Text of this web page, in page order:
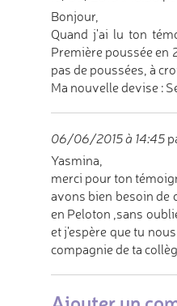
Bonjour,
Quand j'ai lu ton
Première poussée en
pas de poussées, à
Ma nouvelle devise :
06/06/2015 à 14:45
Yasmina,
merci pour ton
avons bien besoin de
en Peloton ,sans
et j'espère que tu
compagnie de ta